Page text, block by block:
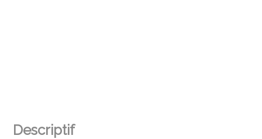
Descriptif